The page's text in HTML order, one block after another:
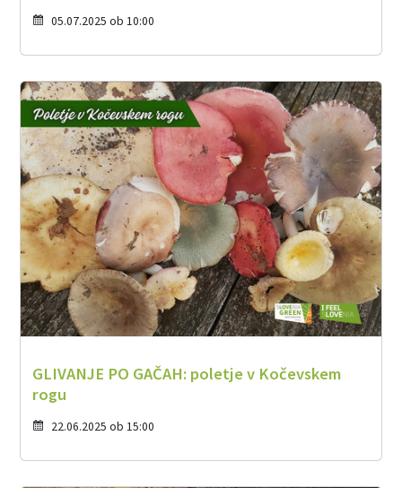
05.07.2025 ob 10:00
GLIVANJE PO GAČAH: poletje v Kočevskem
rogu
22.06.2025 ob 15:00